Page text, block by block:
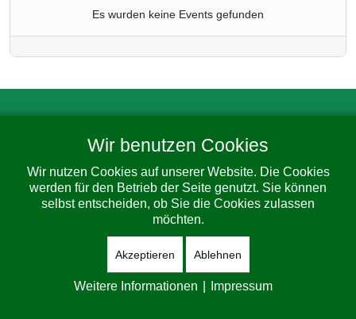
Es wurden keine Events gefunden
© 2026 Gemeinde Dorfhain. All Rights Reserved. Designed By
JoomShaper
Wir benutzen Cookies
Wir nutzen Cookies auf unserer Website. Die Cookies
werden für den Betrieb der Seite genutzt. Sie können
selbst entscheiden, ob Sie die Cookies zulassen
möchten.
Akzeptieren Ablehnen
Weitere Informationen | Impressum